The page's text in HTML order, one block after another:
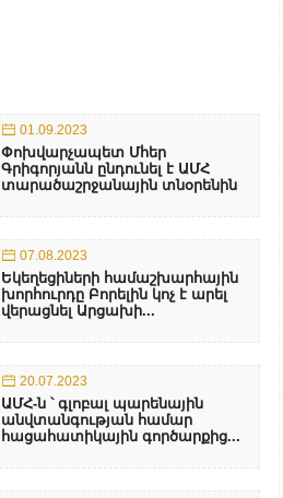
01.09.2023
Փոխվարչապետ Մհեր
Գրիգորյանն ընդունել է ԱՄՀ
տարածաշրջանային տնօրենին
07.08.2023
Եկեղեցիների համաշխարհային
խորհուրդը Բորելին կոչ է արել
վերացնել Արցախի...
20.07.2023
ԱՄՀ-ն ՝ գլոբալ պարենային
անվտանգության համար
հացահատիկային գործարքից...